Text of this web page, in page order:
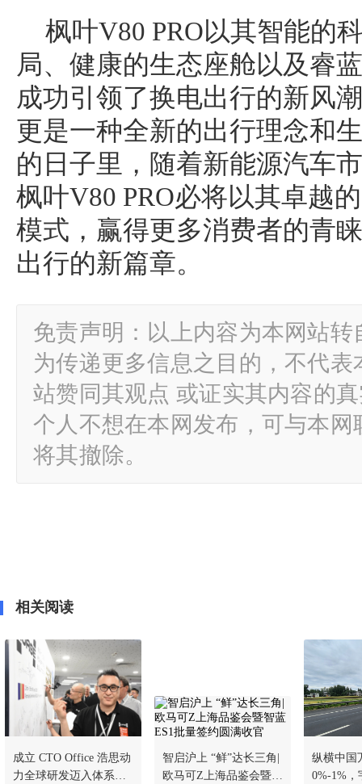
枫叶V80 PRO以其智能的
局、健康的生态座舱以及睿
成功引领了换电出行的新风
更是一种全新的出行理念和
的日子里，随着新能源汽车
枫叶V80 PRO必将以其卓越
模式，赢得更多消费者的青
出行的新篇章。
免责声明：以上内容为本网站
为传递更多信息之目的，不代
站赞同其观点 或证实其内容的
个人不想在本网发布，可与本
将其撤除。
相关阅读
成立 CTO Office 浩思动
力全球研发迈入体系化
智启沪上 “鲜”达长三角|
欧马可Z上海品鉴会暨智
纵横中国
0%-1%，